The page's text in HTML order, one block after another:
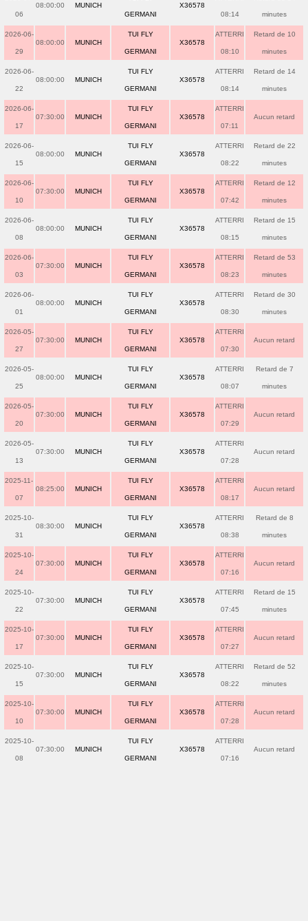
06
08:00:00 MUNICH
GERMANI
X36578
08:14 minutes
2026-06-
29
08:00:00 MUNICH
TUI FLY
GERMANI
X36578
ATTERRI
08:10
Retard de 10
minutes
2026-06-
22
08:00:00 MUNICH
TUI FLY
GERMANI
X36578
ATTERRI
08:14
Retard de 14
minutes
2026-06-
17
07:30:00 MUNICH
TUI FLY
GERMANI
X36578
ATTERRI
07:11
Aucun retard
2026-06-
15
08:00:00 MUNICH
TUI FLY
GERMANI
X36578
ATTERRI
08:22
Retard de 22
minutes
2026-06-
10
07:30:00 MUNICH
TUI FLY
GERMANI
X36578
ATTERRI
07:42
Retard de 12
minutes
2026-06-
08
08:00:00 MUNICH
TUI FLY
GERMANI
X36578
ATTERRI
08:15
Retard de 15
minutes
2026-06-
03
07:30:00 MUNICH
TUI FLY
GERMANI
X36578
ATTERRI
08:23
Retard de 53
minutes
2026-06-
01
08:00:00 MUNICH
TUI FLY
GERMANI
X36578
ATTERRI
08:30
Retard de 30
minutes
2026-05-
27
07:30:00 MUNICH
TUI FLY
GERMANI
X36578
ATTERRI
07:30
Aucun retard
2026-05-
25
08:00:00 MUNICH
TUI FLY
GERMANI
X36578
ATTERRI
08:07
Retard de 7
minutes
2026-05-
20
07:30:00 MUNICH
TUI FLY
GERMANI
X36578
ATTERRI
07:29
Aucun retard
2026-05-
13
07:30:00 MUNICH
TUI FLY
GERMANI
X36578
ATTERRI
07:28
Aucun retard
2025-11-
07
08:25:00 MUNICH
TUI FLY
GERMANI
X36578
ATTERRI
08:17
Aucun retard
2025-10-
31
08:30:00 MUNICH
TUI FLY
GERMANI
X36578
ATTERRI
08:38
Retard de 8
minutes
2025-10-
24
07:30:00 MUNICH
TUI FLY
GERMANI
X36578
ATTERRI
07:16
Aucun retard
2025-10-
22
07:30:00 MUNICH
TUI FLY
GERMANI
X36578
ATTERRI
07:45
Retard de 15
minutes
2025-10-
17
07:30:00 MUNICH
TUI FLY
GERMANI
X36578
ATTERRI
07:27
Aucun retard
2025-10-
15
07:30:00 MUNICH
TUI FLY
GERMANI
X36578
ATTERRI
08:22
Retard de 52
minutes
2025-10-
10
07:30:00 MUNICH
TUI FLY
GERMANI
X36578
ATTERRI
07:28
Aucun retard
2025-10-
08
07:30:00 MUNICH
TUI FLY
GERMANI
X36578
ATTERRI
07:16
Aucun retard